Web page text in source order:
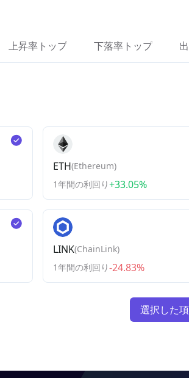
上昇率トップ 下落率トップ
ETH(Ethereum)
1年間の利回り+33.05%
LINK(ChainLink)
1年間の利回り-24.83%
選択した